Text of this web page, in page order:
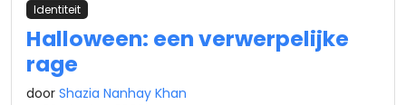
Identiteit
Halloween: een verwerpelijke
rage
door Shazia Nanhay Khan